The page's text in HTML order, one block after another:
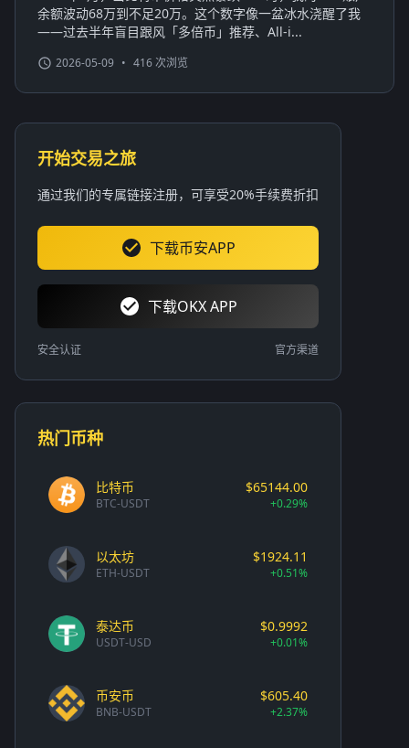
余额波动68万到不足20万。这个数字像一盆冰水浇醒了我
——过去半年盲目跟风「多倍币」推荐、All-i...
2026-05-09 • 416 次浏览
开始交易之旅
通过我们的专属链接注册，可享受20%手续费折扣
下载币安APP
下载OKX APP
安全认证 官方渠道
热门币种
比特币
BTC-USDT
$65144.00
+0.29%
以太坊
ETH-USDT
$1924.11
+0.51%
泰达币
USDT-USD
$0.9992
+0.01%
币安币
BNB-USDT
$605.40
+2.37%